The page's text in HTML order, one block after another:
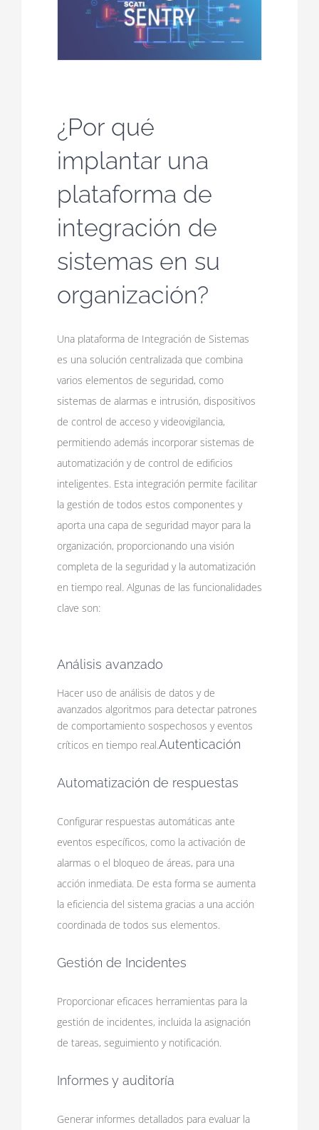
¿Por qué
implantar una
plataforma de
integración de
sistemas en su
organización?
Una plataforma de Integración de Sistemas
es una solución centralizada que combina
varios elementos de seguridad, como
sistemas de alarmas e intrusión, dispositivos
de control de acceso y videovigilancia,
permitiendo además incorporar sistemas de
automatización y de control de edificios
inteligentes. Esta integración permite facilitar
la gestión de todos estos componentes y
aporta una capa de seguridad mayor para la
organización, proporcionando una visión
completa de la seguridad y la automatización
en tiempo real. Algunas de las funcionalidades
clave son:
Análisis avanzado
Hacer uso de análisis de datos y de
avanzados algoritmos para detectar patrones
de comportamiento sospechosos y eventos
críticos en tiempo real. Autenticación
Automatización de respuestas
Configurar respuestas automáticas ante
eventos específicos, como la activación de
alarmas o el bloqueo de áreas, para una
acción inmediata. De esta forma se aumenta
la eficiencia del sistema gracias a una acción
coordinada de todos sus elementos.
Gestión de Incidentes
Proporcionar eficaces herramientas para la
gestión de incidentes, incluida la asignación
de tareas, seguimiento y notificación.
Informes y auditoría
Generar informes detallados para evaluar la